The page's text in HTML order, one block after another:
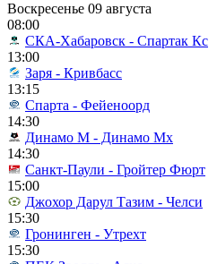
Воскресенье 09 августа
08:00
СКА-Хабаровск - Спартак Кс
13:00
Заря - Кривбасс
13:15
Спарта - Фейеноорд
14:30
Динамо М - Динамо Мх
14:30
Санкт-Паули - Гройтер Фюрт
15:00
Джохор Дарул Тазим - Челси
15:30
Гронинген - Утрехт
15:30